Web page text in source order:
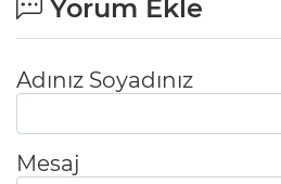
Yorum Ekle
Adınız Soyadınız
Mesaj